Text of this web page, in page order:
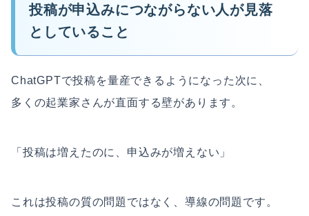
投稿が申込みにつながらない人が見落
としていること
ChatGPTで投稿を量産できるようになった次に、
多くの起業家さんが直面する壁があります。
「投稿は増えたのに、申込みが増えない」
これは投稿の質の問題ではなく、導線の問題です。